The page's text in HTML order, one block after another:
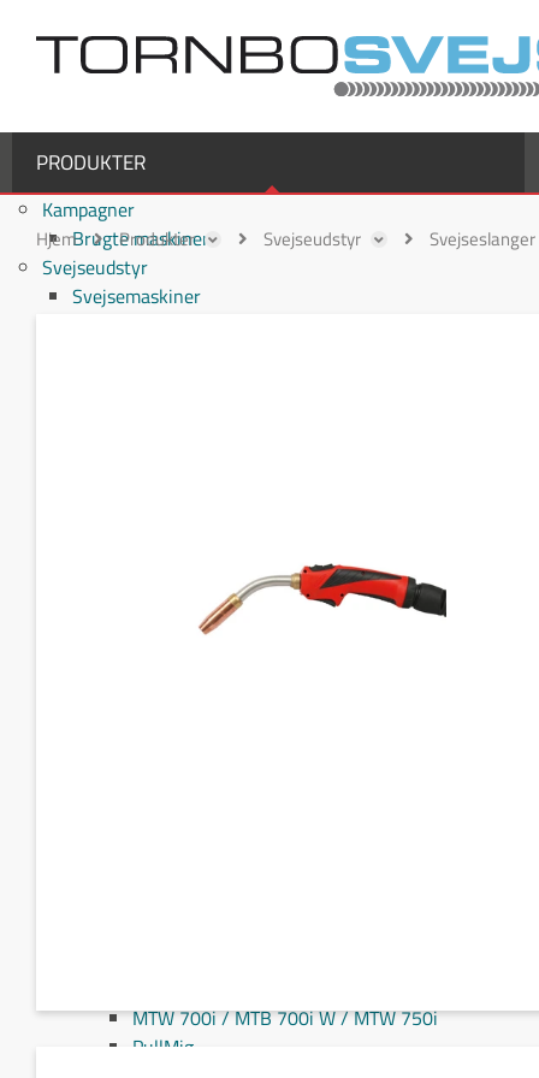
PRODUKTER
Kampagner
Brugte maskiner
Svejseudstyr
Svejsemaskiner
Fronius MIG/MAG svejseslanger
Fronius TIG svejseslanger
Sliddele til svejseslanger
Sliddele Fronius
MTW 700i / MTB 700i W / MTW 750i
PullMig
Hjem Produkter Svejseudstyr Svejseslanger